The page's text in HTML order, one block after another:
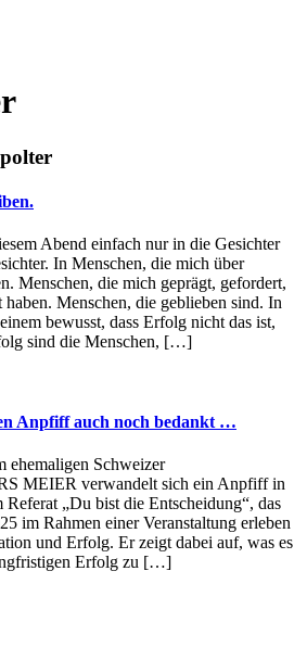
Abend einfach nur in die Gesichter
In Menschen, die mich über
Menschen, die mich geprägt, gefordert,
Menschen, die geblieben sind. In
bewusst, dass Erfolg nicht das ist,
sind die Menschen, […]
Anpfiff auch noch bedankt …
ehemaligen Schweizer
MEIER verwandelt sich ein Anpfiff in
Referat „Du bist die Entscheidung“, das
im Rahmen einer Veranstaltung erleben
und Erfolg. Er zeigt dabei auf, was es
Erfolg zu […]